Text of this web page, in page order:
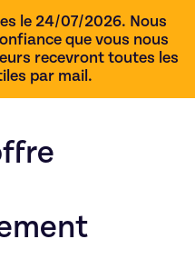
le 24/07/2026. Nous
que vous nous
recevront toutes les
par mail.